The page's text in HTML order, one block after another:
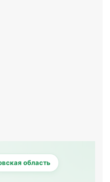
область